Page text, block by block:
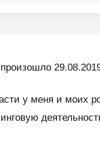
у меня и моих